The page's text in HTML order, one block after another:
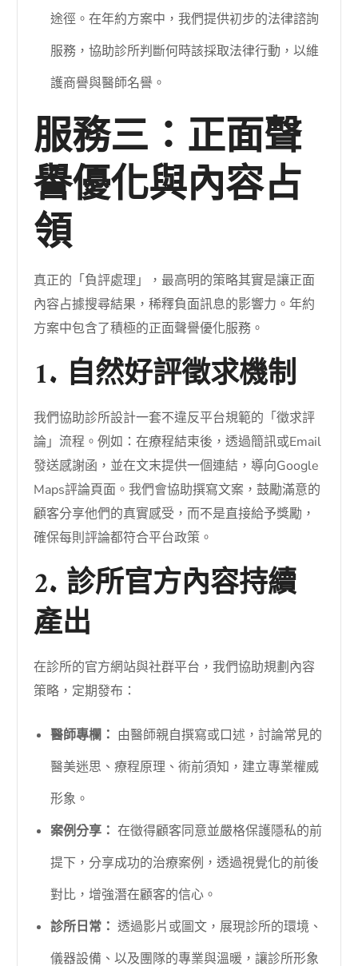
途徑。在年約方案中，我們提供初步的法律諮詢
服務，協助診所判斷何時該採取法律行動，以維
護商譽與醫師名譽。
服務三：正面聲
譽優化與內容占
領
真正的「負評處理」，最高明的策略其實是讓正面
內容占據搜尋結果，稀釋負面訊息的影響力。年約
方案中包含了積極的正面聲譽優化服務。
1. 自然好評徵求機制
我們協助診所設計一套不違反平台規範的「徵求評
論」流程。例如：在療程結束後，透過簡訊或Email
發送感謝函，並在文末提供一個連結，導向Google
Maps評論頁面。我們會協助撰寫文案，鼓勵滿意的
顧客分享他們的真實感受，而不是直接給予獎勵，
確保每則評論都符合平台政策。
2. 診所官方內容持續
產出
在診所的官方網站與社群平台，我們協助規劃內容
策略，定期發布：
醫師專欄： 由醫師親自撰寫或口述，討論常見的
醫美迷思、療程原理、術前須知，建立專業權威
形象。
案例分享： 在徵得顧客同意並嚴格保護隱私的前
提下，分享成功的治療案例，透過視覺化的前後
對比，增強潛在顧客的信心。
診所日常： 透過影片或圖文，展現診所的環境、
儀器設備、以及團隊的專業與溫暖，讓診所形象